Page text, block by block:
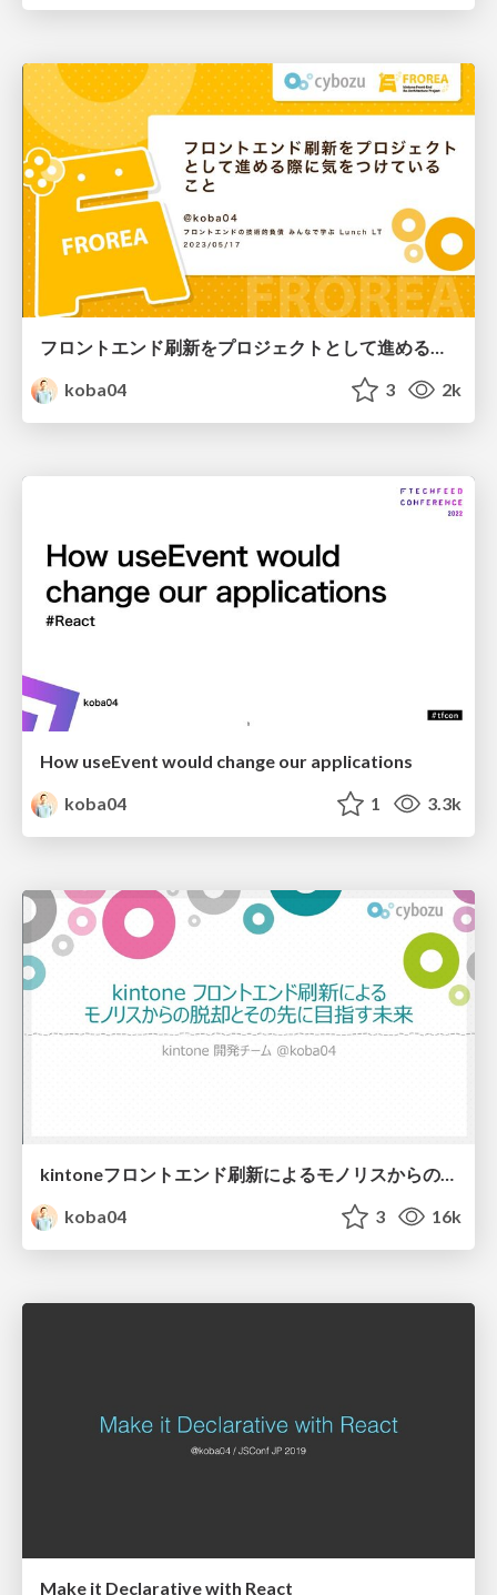
フロントエンド刷新をプロジェクトとして進める際に気をつけていること
koba04
3 2k
How useEvent would change our applications
koba04
1 3.3k
kintoneフロントエンド刷新によるモノリスからの脱却とその先に目指す未来
koba04
3 16k
Make it Declarative with React